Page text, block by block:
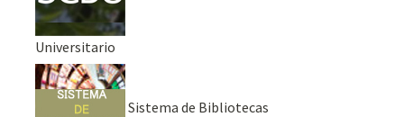
Universitario
Sistema de Bibliotecas